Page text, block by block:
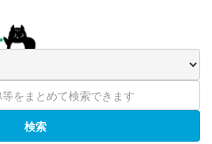
検索